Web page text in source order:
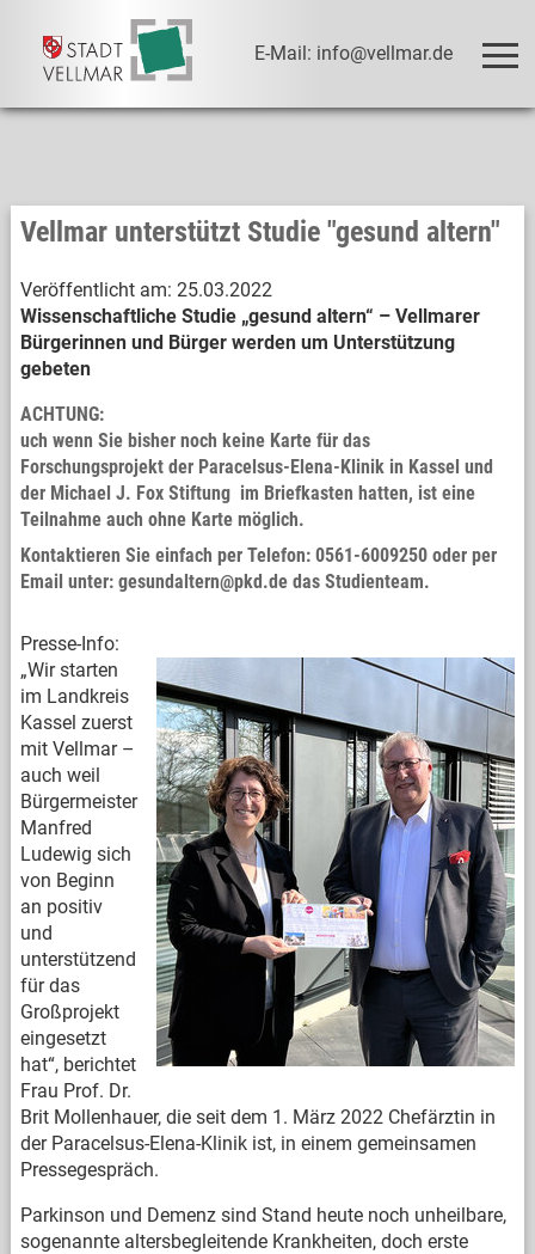
E-Mail: info@vellmar.de
Vellmar unterstützt Studie "gesund altern"
Veröffentlicht am: 25.03.2022
Wissenschaftliche Studie „gesund altern“ – Vellmarer
Bürgerinnen und Bürger werden um Unterstützung
gebeten
ACHTUNG:
uch wenn Sie bisher noch keine Karte für das
Forschungsprojekt der Paracelsus-Elena-Klinik in Kassel und
der Michael J. Fox Stiftung im Briefkasten hatten, ist eine
Teilnahme auch ohne Karte möglich.
Kontaktieren Sie einfach per Telefon: 0561-6009250 oder per
Email unter: gesundaltern@pkd.de das Studienteam.
Presse-Info:
„Wir starten
im Landkreis
Kassel zuerst
mit Vellmar –
auch weil
Bürgermeister
Manfred
Ludewig sich
von Beginn
an positiv
und
unterstützend
für das
Großprojekt
eingesetzt
hat“, berichtet
Frau Prof. Dr.
Brit Mollenhauer, die seit dem 1. März 2022 Chefärztin in
der Paracelsus-Elena-Klinik ist, in einem gemeinsamen
Pressegespräch.
Parkinson und Demenz sind Stand heute noch unheilbare,
sogenannte altersbegleitende Krankheiten, doch erste